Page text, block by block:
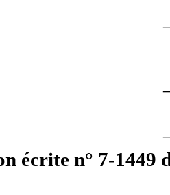
écrite n° 7-1449